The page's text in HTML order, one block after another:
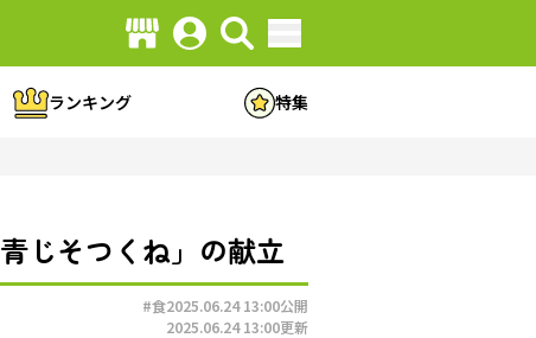
ランキング 特集
じそつくね」の献立
#食2025.06.24 13:00公開
2025.06.24 13:00更新